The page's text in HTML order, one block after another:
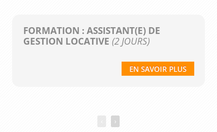
FORMATION : ASSISTANT(E) DE
GESTION LOCATIVE (2 JOURS)
EN SAVOIR PLUS
›